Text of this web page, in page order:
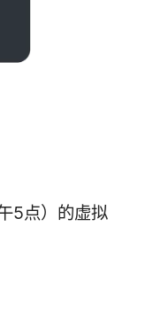
5点）​的​虚拟​